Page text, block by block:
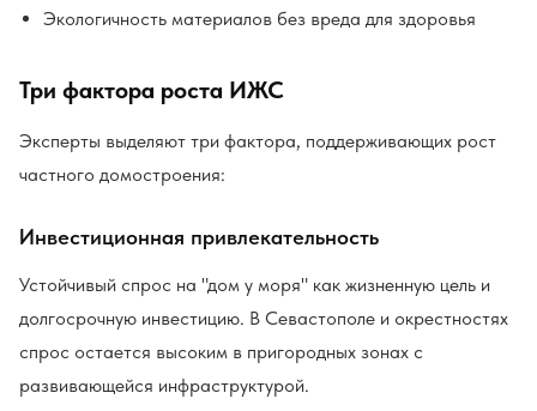
Экологичность материалов без вреда для здоровья
Три фактора роста ИЖС
Эксперты выделяют три фактора, поддерживающих рост
частного домостроения:
Инвестиционная привлекательность
Устойчивый спрос на "дом у моря" как жизненную цель и
долгосрочную инвестицию. В Севастополе и окрестностях
спрос остается высоким в пригородных зонах с
развивающейся инфраструктурой.